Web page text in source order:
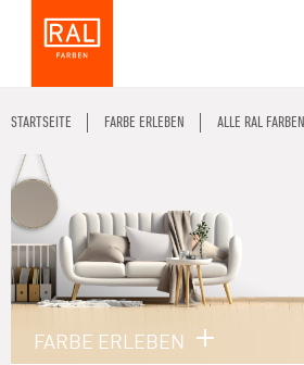
STARTSEITE FARBE ERLEBEN ALLE RAL FARBEN
FARBE ERLEBEN